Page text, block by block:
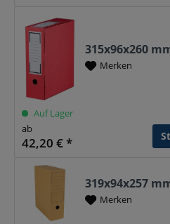
315x96x260
Merken
Auf Lager
ab
42,20 € *
319x94x257
Merken